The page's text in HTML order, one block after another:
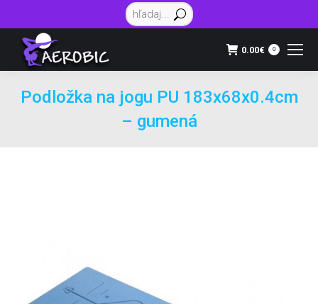
Vyhľadávanie:
0.00€ 0
Podložka na jogu PU 183x68x0.4cm
– gumená